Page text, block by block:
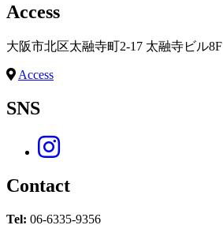
Access
大阪市北区太融寺町2-17 太融寺ビル8F
Access
SNS
Contact
Tel: 06-6335-9356